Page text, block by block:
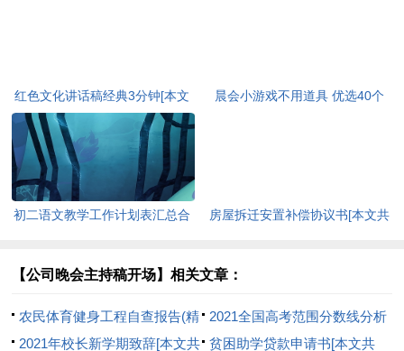
红色文化讲话稿经典3分钟[本文
晨会小游戏不用道具 优选40个
初二语文教学工作计划表汇总合
房屋拆迁安置补偿协议书[本文共
【公司晚会主持稿开场】相关文章：
农民体育健身工程自查报告(精
选多篇)[本文共5188字]
2021全国高考范围分数线分析
预测[本文共1811字]
2021年校长新学期致辞[本文共 贫困助学贷款申请书[本文共